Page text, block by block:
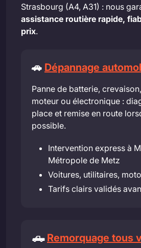
Strasbourg (A4, A31) : nous
assistance routière rapide,
prix.
🚗 Dépannage
Panne de batterie,
moteur ou électronique :
place et remise en route
possible.
Intervention express à
Métropole de Metz
Voitures, utilitaires,
Tarifs clairs validés
🛻 Remorquage tous